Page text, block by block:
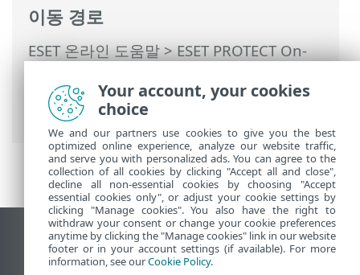
이동 경로
ESET 온라인 도움말>ESET PROTECT On-
ESET PROTECT On-Prem 기본 메뉴> 설치
관리자
데스크톱 사이트 보기
End of Life
Your account, your cookies
choice
We and our partners use cookies to give you the best
optimized online experience, analyze our website traffic,
and serve you with personalized ads. You can agree to the
collection of all cookies by clicking "Accept all and close",
decline all non-essential cookies by choosing "Accept
essential cookies only", or adjust your cookie settings by
clicking "Manage cookies". You also have the right to
withdraw your consent or change your cookie preferences
anytime by clicking the "Manage cookies" link in our website
footer or in your account settings (if available). For more
information, see ourCookie Policy.